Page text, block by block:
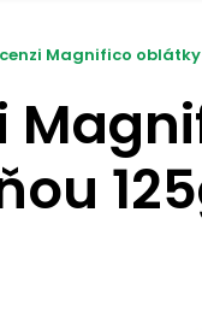
Magnifico